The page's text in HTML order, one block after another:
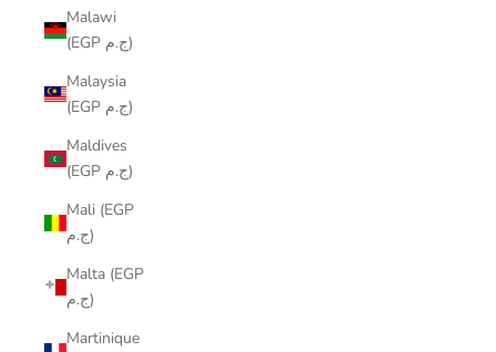
Malawi
(EGP ج.م)
Malaysia
(EGP ج.م)
Maldives
(EGP ج.م)
Mali (EGP
ج.م)
Malta (EGP
ج.م)
Martinique